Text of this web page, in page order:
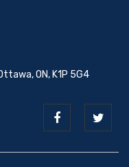
ON, K1P 5G4